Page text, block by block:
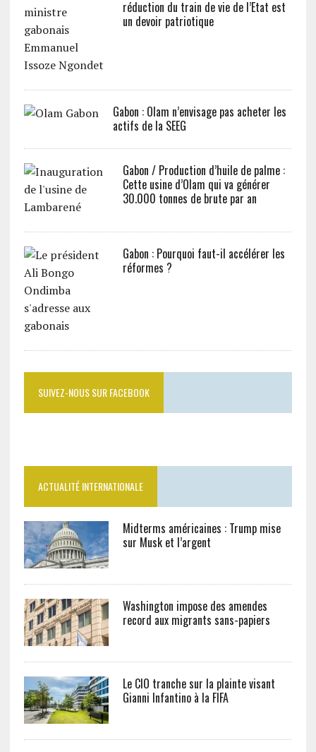
réduction du train de vie de l’Etat est
un devoir patriotique
Gabon : Olam n’envisage pas acheter les
actifs de la SEEG
Gabon / Production d’huile de palme :
Cette usine d’Olam qui va générer
30.000 tonnes de brute par an
Gabon : Pourquoi faut-il accélérer les
réformes ?
SUIVEZ-NOUS SUR FACEBOOK
ACTUALITÉ INTERNATIONALE
Midterms américaines : Trump mise
sur Musk et l’argent
Washington impose des amendes
record aux migrants sans-papiers
Le CIO tranche sur la plainte visant
Gianni Infantino à la FIFA